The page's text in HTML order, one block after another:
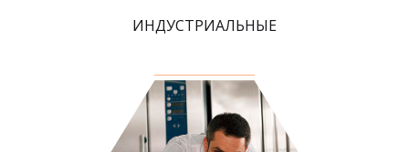
ИНДУСТРИАЛЬНЫЕ